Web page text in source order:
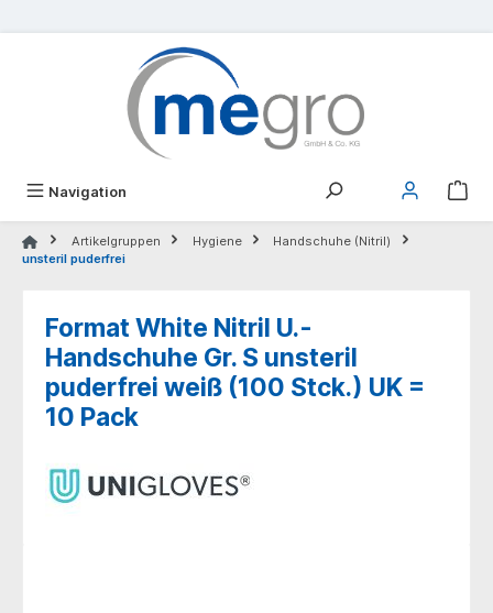
Navigation
Artikelgruppen Hygiene
Handschuhe (Nitril)
unsteril puderfrei
Format White Nitril U.-
Handschuhe Gr. S unsteril
puderfrei weiß (100 Stck.) UK =
10 Pack